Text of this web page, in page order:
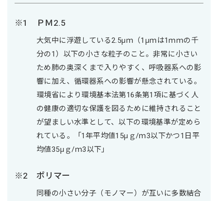
ＰＭ2.5
大気中に浮遊している2.5μｍ（1μｍは1ｍｍの千
分の1）以下の小さな粒子のこと。非常に小さい
ため肺の奥深くまで入りやすく、呼吸器系への影
響に加え、循環器系への影響が懸念されている。
環境省により環境基本法第16条第1項に基づく人
の健康の適切な保護を図るために維持されること
が望ましい水準として、以下の環境基準が定めら
れている。「1年平均値15μｇ/ｍ3以下かつ1日平
均値35μｇ/ｍ3以下」
ポリマー
同種の小さい分子（モノマー）が互いに多数結合